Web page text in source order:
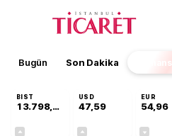
Bugün Son Dakika Finans
BIST
13.798,82
USD
47,59
EUR
54,96